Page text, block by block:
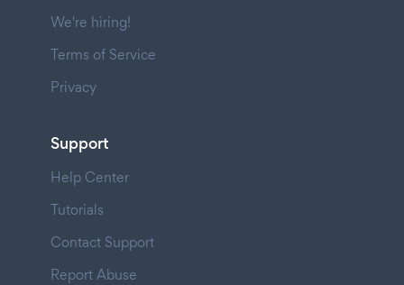
We're hiring!
Terms of Service
Privacy
Support
Help Center
Tutorials
Contact Support
Report Abuse